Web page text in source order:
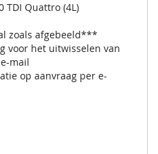
TDI Quattro (4L)
zoals afgebeeld***
voor het uitwisselen van
mail
op aanvraag per e-